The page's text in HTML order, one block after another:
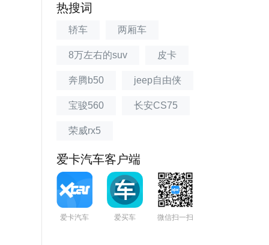
热搜词
轿车 两厢车
8万左右的suv 皮卡
奔腾b50 jeep自由侠
宝骏560 长安CS75
荣威rx5
爱卡汽车客户端
爱卡汽车 爱买车 微信扫一扫